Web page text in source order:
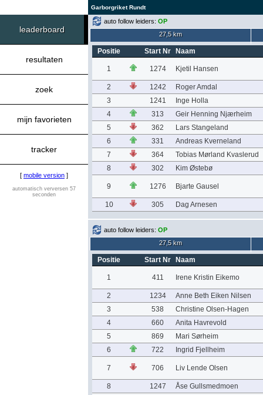
Garborgriket Rundt
leaderboard
resultaten
zoek
mijn favorieten
tracker
[ mobile version ]
automatisch verversen 57
seconden
auto follow leiders: OP
27,5 km
Positie Start Nr Naam
1 1274 Kjetil Hansen
2 1242
Roger Amdal
3
1241
Inge Holla
4
313
Geir Henning Njærheim
5
362
Lars Stangeland
6
331
Andreas Kverneland
7
364
Tobias Mørland Kvaslerud
8
302 Kim Østebø
9 1276 Bjarte Gausel
10 305 Dag Arnesen
auto follow leiders: OP
27,5 km
Positie Start Nr Naam
1 411 Irene Kristin Eikemo
2 1234
Anne Beth Eiken Nilsen
3
538
Christine Olsen-Hagen
4
660
Anita Havrevold
5
869
Mari Sørheim
6
722 Ingrid Fjellheim
7 706 Liv Lende Olsen
8 1247
Åse Gullsmedmoen